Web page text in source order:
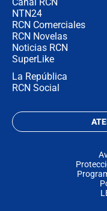
NTN24
RCN Comerciales
RCN Novelas
Noticias RCN
SuperLike
La República
RCN Social